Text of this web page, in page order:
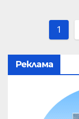
1
Реклама